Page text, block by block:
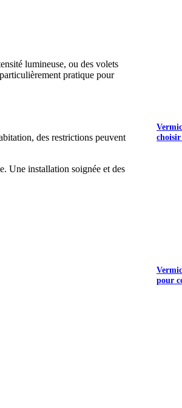
lumineuse, ou des volets
pratique pour
des restrictions peuvent
Une installation soignée et des
pour